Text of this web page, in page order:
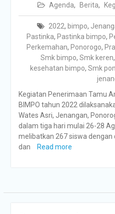
Agenda, Berita,
2022, bimpo,
Pastinka, Pastinka bimpo,
Perkemahan, Ponorogo,
Smk bimpo, Smk keren,
kesehatan bimpo,Smk
Kegiatan Penerimaan Tamu
BIMPO tahun 2022
Wates Asri, Jenangan,
dalam tiga hari mulai 26-28
melibatkan 267 siswa
dan
Read more